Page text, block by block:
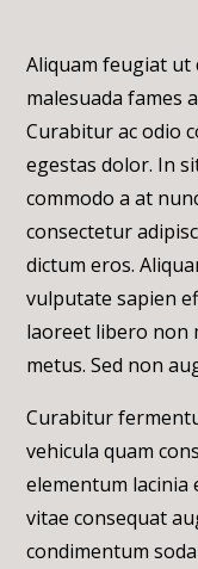
Aliquam feugiat
malesuada fames
Curabitur ac odio
egestas dolor. In
commodo a at
consectetur
dictum eros.
vulputate sapien
laoreet libero non
metus. Sed non
Curabitur
vehicula quam
elementum lacinia
vitae consequat
condimentum